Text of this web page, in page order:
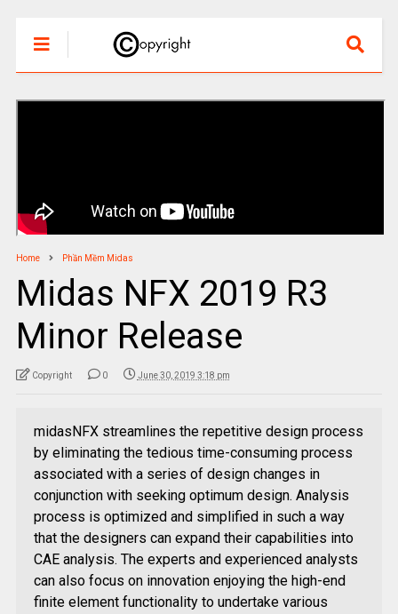
Home Phần Mềm Midas
Midas NFX 2019 R3
Minor Release
Copyright 0 June 30, 2019 3:18 pm
midasNFX streamlines the repetitive design process
by eliminating the tedious time-consuming process
associated with a series of design changes in
conjunction with seeking optimum design. Analysis
process is optimized and simplified in such a way
that the designers can expand their capabilities into
CAE analysis. The experts and experienced analysts
can also focus on innovation enjoying the high-end
finite element functionality to undertake various